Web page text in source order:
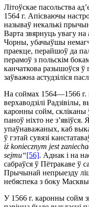
Літоўскае пасольства
1564 г. Апісваючы
называў некалькі
Варта звярнуць увагу
Чорны, убачыўшы
праекце, перайшоў да
перамоў з польскім
канчаткова разышоўся ў
заўважна астудзіліся
На соймах 1564—1566 г.
верхаводзілі Радзівілы,
каронны сойм, скліканы
паноў ніхто не з’явіўся.
упаўнаважаных, каб
ў гэтай сувязі
iż ko­niecznym jest
sejmu“[56]. Аднак і на
сабраўся ў Пётракаве ў
Прычынай непрыезду
небяспека з боку Масквы
У 1566 г. каронны сойм